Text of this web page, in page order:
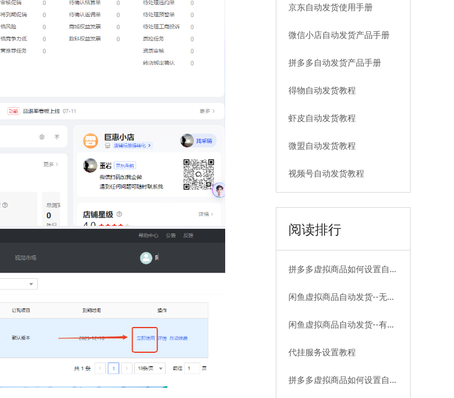
软件使用咨询
扫描二维码或查看聊天示例
京东自动发货使用手册
微信小店自动发货产品手册
拼多多自动发货产品手册
得物自动发货教程
虾皮自动发货教程
微盟自动发货教程
视频号自动发货教程
阅读排行
拼多多虚拟商品如何设置自动
闲鱼虚拟商品自动发货--无卡
闲鱼虚拟商品自动发货--有卡
代挂服务设置教程
拼多多虚拟商品如何设置自动